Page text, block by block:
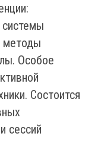
методы
Особое
Состоится
сессий